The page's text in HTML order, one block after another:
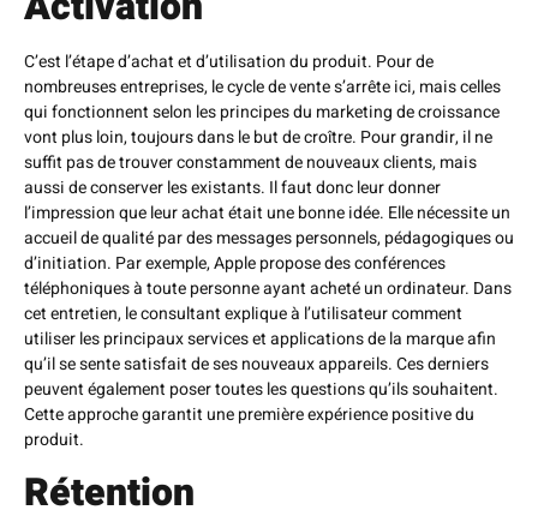
C’est l’étape d’achat et d’utilisation du produit. Pour de
nombreuses entreprises, le cycle de vente s’arrête ici, mais celles
qui fonctionnent selon les principes du marketing de croissance
vont plus loin, toujours dans le but de croître. Pour grandir, il ne
suffit pas de trouver constamment de nouveaux clients, mais
aussi de conserver les existants. Il faut donc leur donner
l’impression que leur achat était une bonne idée. Elle nécessite un
accueil de qualité par des messages personnels, pédagogiques ou
d’initiation. Par exemple, Apple propose des conférences
téléphoniques à toute personne ayant acheté un ordinateur. Dans
cet entretien, le consultant explique à l’utilisateur comment
utiliser les principaux services et applications de la marque afin
qu’il se sente satisfait de ses nouveaux appareils. Ces derniers
peuvent également poser toutes les questions qu’ils souhaitent.
Cette approche garantit une première expérience positive du
produit.
Rétention